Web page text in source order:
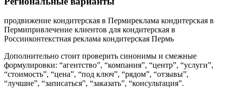
продвижение кондитерская в Пермиреклама кондитерская в
Пермипривлечение клиентов для кондитерская в
Россииконтекстная реклама кондитерская Пермь
Дополнительно стоит проверить синонимы и смежные
формулировки: “агентство”, “компания”, “центр”, “услуги”,
“стоимость”, “цена”, “под ключ”, “рядом”, “отзывы”,
“лучшие”, “записаться”, “заказать”, “консультация”.